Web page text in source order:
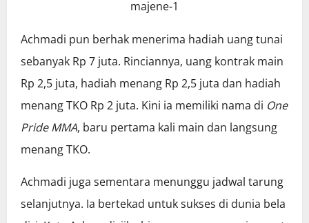
Achmadi pun berhak menerima hadiah uang tunai
sebanyak Rp 7 juta. Rinciannya, uang kontrak main
Rp 2,5 juta, hadiah menang Rp 2,5 juta dan hadiah
menang TKO Rp 2 juta. Kini ia memiliki nama di One
Pride MMA, baru pertama kali main dan langsung
menang TKO.
Achmadi juga sementara menunggu jadwal tarung
selanjutnya. Ia bertekad untuk sukses di dunia bela